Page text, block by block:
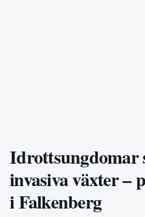
Idrottsungdomar
invasiva växter –
i Falkenberg